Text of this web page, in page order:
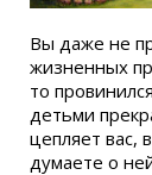
Вы даже не
жизненных
то
детьми
цепляет вас,
думаете о